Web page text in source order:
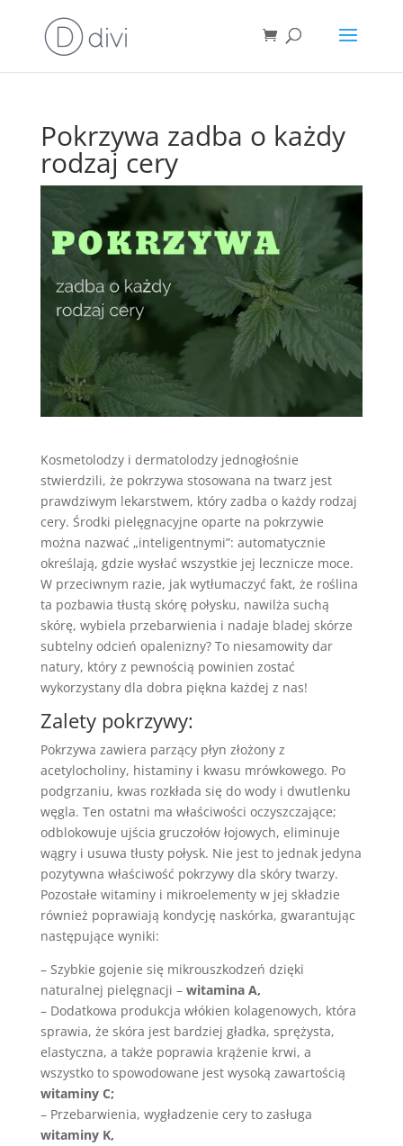
Pokrzywa zadba o każdy
rodzaj cery
Kosmetolodzy i dermatolodzy jednogłośnie
stwierdzili, że pokrzywa stosowana na twarz jest
prawdziwym lekarstwem, który zadba o każdy rodzaj
cery. Środki pielęgnacyjne oparte na pokrzywie
można nazwać „inteligentnymi”: automatycznie
określają, gdzie wysłać wszystkie jej lecznicze moce.
W przeciwnym razie, jak wytłumaczyć fakt, że roślina
ta pozbawia tłustą skórę połysku, nawilża suchą
skórę, wybiela przebarwienia i nadaje bladej skórze
subtelny odcień opalenizny? To niesamowity dar
natury, który z pewnością powinien zostać
wykorzystany dla dobra piękna każdej z nas!
Zalety pokrzywy:
Pokrzywa zawiera parzący płyn złożony z
acetylocholiny, histaminy i kwasu mrówkowego. Po
podgrzaniu, kwas rozkłada się do wody i dwutlenku
węgla. Ten ostatni ma właściwości oczyszczające;
odblokowuje ujścia gruczołów łojowych, eliminuje
wągry i usuwa tłusty połysk. Nie jest to jednak jedyna
pozytywna właściwość pokrzywy dla skóry twarzy.
Pozostałe witaminy i mikroelementy w jej składzie
również poprawiają kondycję naskórka, gwarantując
następujące wyniki:
– Szybkie gojenie się mikrouszkodzeń dzięki
naturalnej pielęgnacji – witamina A,
– Dodatkowa produkcja włókien kolagenowych, która
sprawia, że ​​skóra jest bardziej gładka, sprężysta,
elastyczna, a także poprawia krążenie krwi, a
wszystko to spowodowane jest wysoką zawartością
witaminy C;
– Przebarwienia, wygładzenie cery to zasługa
witaminy K,